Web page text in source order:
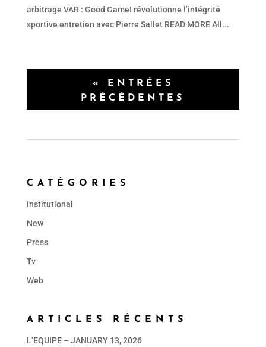
arbitrage VAR : Good Game! révolutionne l’intégrité
sportive entretien avec Pierre Sallet READ MORE All...
« ENTRÉES
PRÉCÉDENTES
CATÉGORIES
Institutional
New
Press
Tv
Web
ARTICLES RÉCENTS
L’EQUIPE – JANUARY 13, 2026